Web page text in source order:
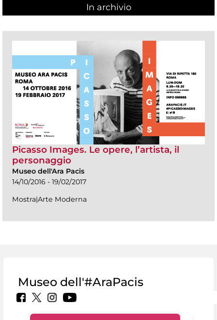
In archivio
Picasso Images. Le opere, l’artista, il
personaggio
Museo dell'Ara Pacis
14/10/2016 - 19/02/2017
Mostra|Arte Moderna
Museo dell'#AraPacis